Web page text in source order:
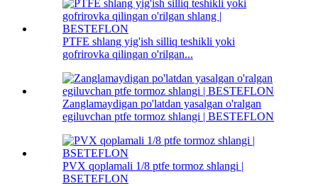
PTFE shlang yig'ish silliq teshikli yoki
gofrirovka qilingan o'rilgan...
Zanglamaydigan po'latdan yasalgan o'ralgan
egiluvchan ptfe tormoz shlangi | BESTEFLON
PVX qoplamali 1/8 ptfe tormoz shlangi |
BSETEFLON